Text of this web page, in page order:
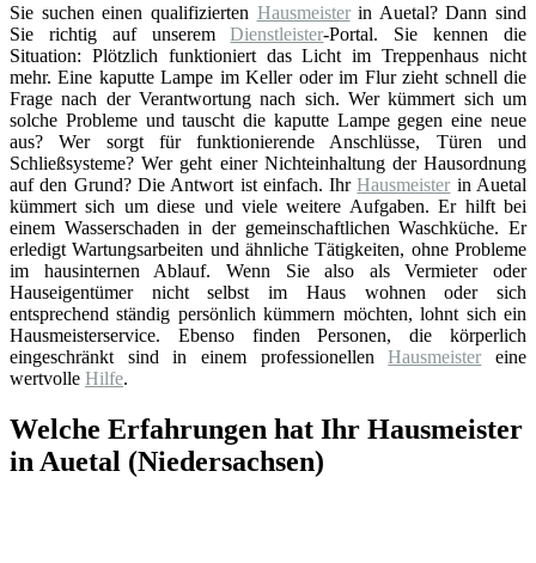
Sie suchen einen qualifizierten Hausmeisterin Auetal? Dann sind
Sie richtig auf unseremDienstleister-Portal. Sie kennen die
Situation: Plötzlich funktioniert das Licht im Treppenhaus nicht
mehr. Eine kaputte Lampe im Keller oder im Flur zieht schnell die
Frage nach der Verantwortung nach sich. Wer kümmert sich um
solche Probleme und tauscht die kaputte Lampe gegen eine neue
aus? Wer sorgt für funktionierende Anschlüsse, Türen und
Schließsysteme? Wer geht einer Nichteinhaltung der Hausordnung
auf den Grund? Die Antwort ist einfach. IhrHausmeister in Auetal
kümmert sich um diese und viele weitere Aufgaben. Er hilft bei
einem Wasserschaden in der gemeinschaftlichen Waschküche. Er
erledigt Wartungsarbeiten und ähnliche Tätigkeiten, ohne Probleme
im hausinternen Ablauf. Wenn Sie also als Vermieter oder
Hauseigentümer nicht selbst im Haus wohnen oder sich
entsprechend ständig persönlich kümmern möchten, lohnt sich ein
Hausmeisterservice. Ebenso finden Personen, die körperlich
eingeschränkt sind in einem professionellenHausmeister eine
wertvolle Hilfe.
Welche Erfahrungen hat Ihr Hausmeister
in Auetal (Niedersachsen)